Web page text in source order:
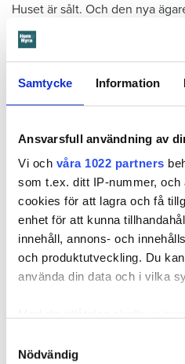
Samtycke Information
Ansvarsfull användning av
Vi och våra 1022 partners
som t.ex. ditt IP-nummer,
cookies för att lagra och få
enhet för att kunna
innehåll, annons- och
och produktutveckling. Du
använda din data och i vilka
som kan ha en
Nödvändig
Huset är sålt. Och den nya
lovordas av hyresgästen Herje.
Herje Jonsson trivs i huset.
– Jag känner till honom och
problemen, säger Herje
Ni har haft problem med